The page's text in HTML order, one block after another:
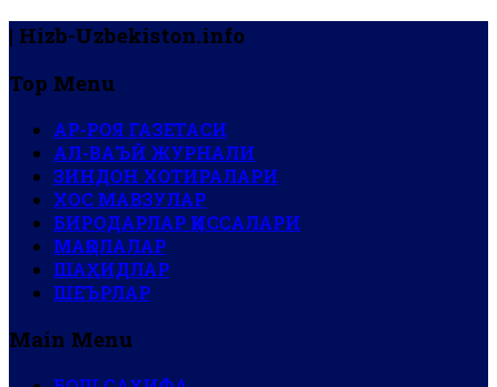
| Hizb-Uzbekiston.info
Top Menu
АР-РОЯ ГАЗЕТАСИ
АЛ-ВАЪЙ ЖУРНАЛИ
ЗИНДОН ХОТИРАЛАРИ
ХОС МАВЗУЛАР
БИРОДАРЛАР ҚИССАЛАРИ
МАҚОЛАЛАР
ШАҲИДЛАР
ШЕЪРЛАР
Main Menu